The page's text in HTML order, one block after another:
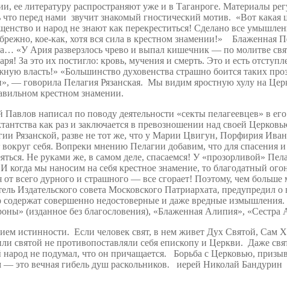
ее литературу распространяют уже и в Таганроге. Материалы
перед нами звучит знакомый гностический мотив. «Вот какая
и народ не знают как перекреститься! Сделано все
кое-как, хотя вся сила в крестном знамении!» Блаженная
«У Ария разверзлось чрево и выпал кишечник — по молитве
это их постигло: кровь, мучения и смерть. Это и есть
власть!» «Большинство духовенства страшно боится таких
— говорила Пелагия Рязанская. Мы видим яростную хулу на
крестном знамении.
написал по поводу деятельности «секты пелагеевцев» в
как раз и заключается в превозношении над своей
Рязанской, разве не тот же, что у Марии Цвигун, Порфирия
вокруг себя. Вопреки мнению Пелагии добавим, что для
Не руками же, в самом деле, спасаемся! У «прозорливой»
мы наносим на себя крестное знамение, то благодатный
от всего дурного и страшного — все сгорает! Поэтому, чем
Издательского совета Московского Патриархата, предупредил
совершенно недостоверные и даже вредные измышления.
(изданное без благословения), «Блаженная Алипия», «Сестра
истинности. Если человек свят, в нем живет Дух Святой, Сам
не противопоставляли себя епископу и Церкви. Даже
народ не подумал, что он причащается. Борьба с Церковью,
— это вечная гибель душ раскольников. иерей Николай Бандурин